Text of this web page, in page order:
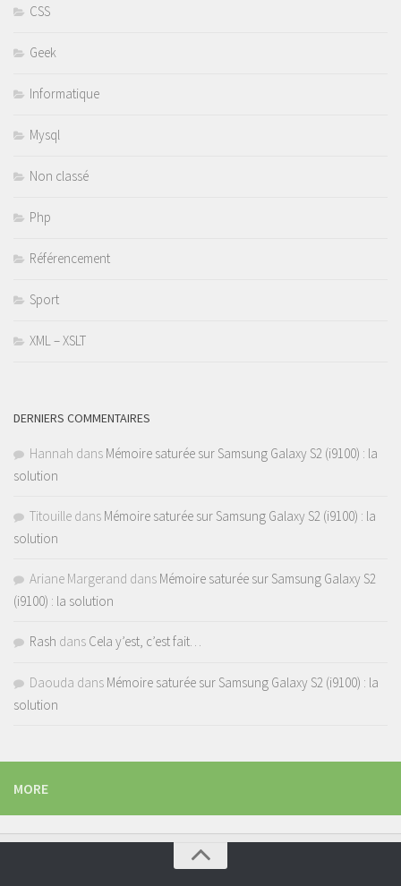
CSS
Geek
Informatique
Mysql
Non classé
Php
Référencement
Sport
XML – XSLT
DERNIERS COMMENTAIRES
Hannah dans Mémoire saturée sur Samsung Galaxy S2 (i9100) : la
solution
Titouille dans Mémoire saturée sur Samsung Galaxy S2 (i9100) : la
solution
Ariane Margerand dans Mémoire saturée sur Samsung Galaxy S2
(i9100) : la solution
Rash dans Cela y’est, c’est fait…
Daouda dans Mémoire saturée sur Samsung Galaxy S2 (i9100) : la
solution
MORE